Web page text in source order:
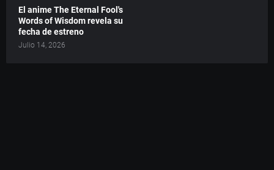
El anime The Eternal Fool's
Words of Wisdom revela su
fecha de estreno
Julio 14, 2026